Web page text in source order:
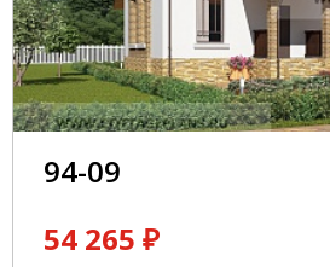
94-09
54 265 ₽